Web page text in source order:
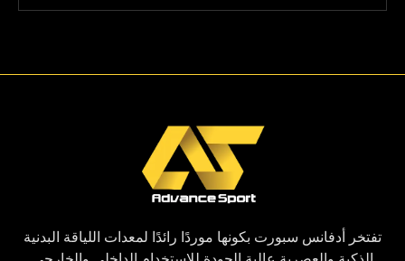
تفتخر أدفانس سبورت بكونها موردًا رائدًا لمعدات اللياقة البدنية